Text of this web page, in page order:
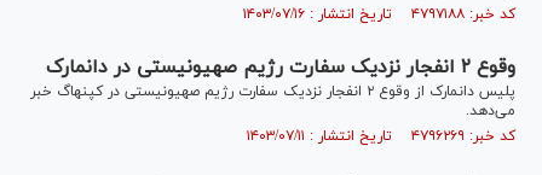
کد خبر: ۴۷۹۷۱۸۸ تاریخ انتشار : ۱۴۰۳/۰۷/۱۶
وقوع ۲ انفجار نزدیک سفارت رژیم صهیونیستی در دانمارک
پلیس دانمارک از وقوع ۲ انفجار نزدیک سفارت رژیم صهیونیستی در کپنهاگ خبر
می‌دهد.
کد خبر: ۴۷۹۶۲۶۹ تاریخ انتشار : ۱۴۰۳/۰۷/۱۱